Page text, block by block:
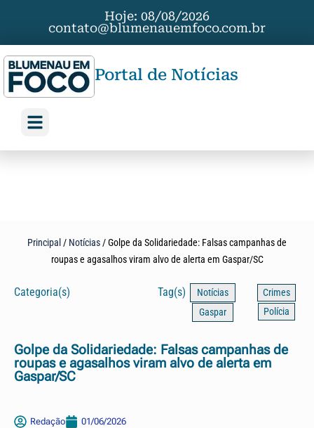
Hoje: 08/08/2026
contato@blumenauemfoco.com.br
Portal de Notícias
Principal / Notícias/Golpe da Solidariedade: Falsas campanhas de
roupas e agasalhos viram alvo de alerta em Gaspar/SC
Categoria(s) Tag(s)
Notícias
Gaspar
Crimes
Polícia
Golpe da Solidariedade: Falsas campanhas de
roupas e agasalhos viram alvo de alerta em
Gaspar/SC
Redação 01/06/2026